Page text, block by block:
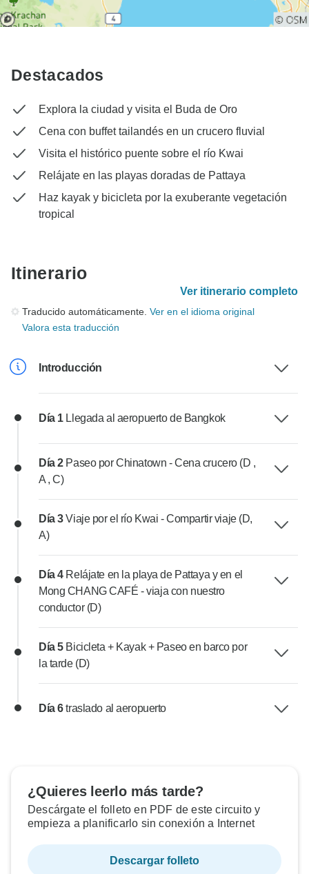
Destacados
Explora la ciudad y visita el Buda de Oro
Cena con buffet tailandés en un crucero fluvial
Visita el histórico puente sobre el río Kwai
Relájate en las playas doradas de Pattaya
Haz kayak y bicicleta por la exuberante vegetación
tropical
Itinerario
Ver itinerario completo
Traducido automáticamente. Ver en el idioma original
Valora esta traducción
Introducción
Día 1 Llegada al aeropuerto de Bangkok
Día 2 Paseo por Chinatown - Cena crucero (D ,
A , C)
Día 3Viaje por el río Kwai - Compartir viaje (D,
A)
Día 4 Relájate en la playa de Pattaya y en el
Mong CHANG CAFÉ - viaja con nuestro
conductor (D)
Día 5 Bicicleta + Kayak + Paseo en barco por
la tarde (D)
Día 6traslado al aeropuerto
¿Quieres leerlo más tarde?
Descárgate el folleto en PDF de este circuito y
empieza a planificarlo sin conexión a Internet
Descargar folleto